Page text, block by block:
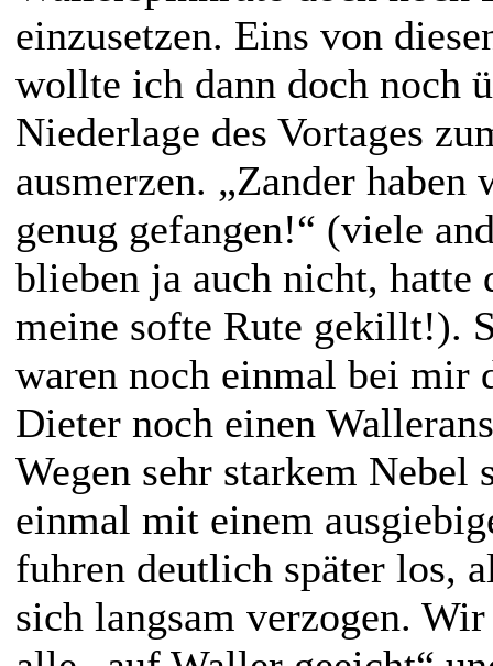
einzusetzen. Eins von
wollte ich dann doch noch
Niederlage des Vortages
ausmerzen. „Zander
genug gefangen!“ (viele
blieben ja auch nicht,
meine softe Rute gekillt!).
waren noch einmal bei mir
Dieter noch einen
Wegen sehr starkem Nebel
einmal mit einem
fuhren deutlich später los,
sich langsam verzogen.